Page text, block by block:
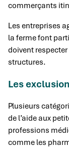
commerçants
Les entreprises
la ferme font
doivent
structures.
Les
Plusieurs
de l’aide aux
professions
comme les